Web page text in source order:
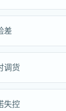
差
调货
失控